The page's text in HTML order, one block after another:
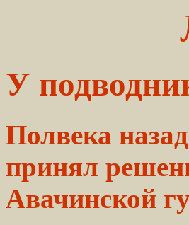
У
Полвека
принял
Авачинской